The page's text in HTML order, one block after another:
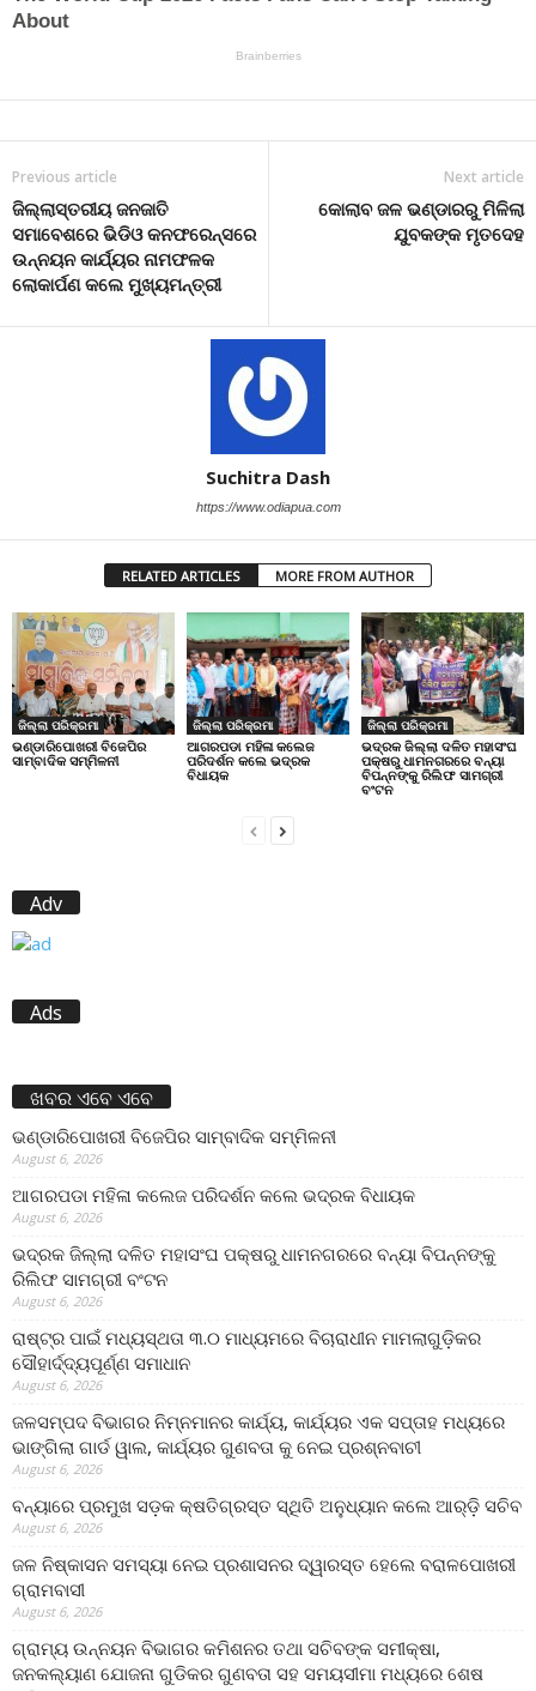
Previous article
ଜିଲ୍ଲାସ୍ତରୀୟ ଜନଜାତି
ସମାବେଶରେ ଭିଡିଓ କନଫରେନ୍ସରେ
ଉନ୍ନୟନ କାର୍ଯ୍ୟର ନାମଫଳକ
ଲୋକାର୍ପଣ କଲେ ମୁଖ୍ୟମନ୍ତ୍ରୀ
Next article
କୋଲାବ ଜଳ ଭଣ୍ଡାରରୁ ମିଳିଲା
ଯୁବକଙ୍କ ମୃତଦେହ
Suchitra Dash
https://www.odiapua.com
RELATED ARTICLES MORE FROM AUTHOR
ଜିଲ୍ଲା ପରିକ୍ରମା
ଭଣ୍ଡାରିପୋଖରୀ ବିଜେପିର
ସାମ୍ବାଦିକ ସମ୍ମିଳନୀ
ଜିଲ୍ଲା ପରିକ୍ରମା
ଆଗରପଡା ମହିଳା କଲେଜ
ପରିଦର୍ଶନ କଲେ ଭଦ୍ରକ
ବିଧାୟକ
ଜିଲ୍ଲା ପରିକ୍ରମା
ଭଦ୍ରକ ଜିଲ୍ଲା ଦଳିତ ମହାସଂଘ
ପକ୍ଷରୁ ଧାମନଗରରେ ବନ୍ୟା
ବିପନ୍ନଙ୍କୁ ରିଲିଫ ସାମଗ୍ରୀ
ବଂଟନ
Adv
Ads
ଖବର ଏବେ ଏବେ
ଭଣ୍ଡାରିପୋଖରୀ ବିଜେପିର ସାମ୍ବାଦିକ ସମ୍ମିଳନୀ
August 6, 2026
ଆଗରପଡା ମହିଳା କଲେଜ ପରିଦର୍ଶନ କଲେ ଭଦ୍ରକ ବିଧାୟକ
August 6, 2026
ଭଦ୍ରକ ଜିଲ୍ଲା ଦଳିତ ମହାସଂଘ ପକ୍ଷରୁ ଧାମନଗରରେ ବନ୍ୟା ବିପନ୍ନଙ୍କୁ
ରିଲିଫ ସାମଗ୍ରୀ ବଂଟନ
August 6, 2026
ରାଷ୍ଟ୍ର ପାଇଁ ମଧ୍ୟସ୍ଥତା ୩.୦ ମାଧ୍ୟମରେ ବିଚାରାଧୀନ ମାମଲାଗୁଡ଼ିକର
ସୌହାର୍ଦ୍ଦ୍ୟପୂର୍ଣ୍ଣ ସମାଧାନ
August 6, 2026
ଜଳସମ୍ପଦ ବିଭାଗର ନିମ୍ନମାନର କାର୍ଯ୍ୟ, କାର୍ଯ୍ୟର ଏକ ସପ୍ତାହ ମଧ୍ୟରେ
ଭାଙ୍ଗିଲା ଗାର୍ଡ ୱାଲ, କାର୍ଯ୍ୟର ଗୁଣବତା କୁ ନେଇ ପ୍ରଶ୍ନବାଚୀ
August 6, 2026
ବନ୍ୟାରେ ପ୍ରମୁଖ ସଡ଼କ କ୍ଷତିଗ୍ରସ୍ତ ସ୍ଥିତି ଅନୁଧ୍ୟାନ କଲେ ଆର୍‌ଡ଼ି ସଚିବ
August 6, 2026
ଜଳ ନିଷ୍କାସନ ସମସ୍ୟା ନେଇ ପ୍ରଶାସନର ଦ୍ୱାରସ୍ତ ହେଲେ ବରାଳପୋଖରୀ
ଗ୍ରାମବାସୀ
August 6, 2026
ଗ୍ରାମ୍ୟ ଉନ୍ନୟନ ବିଭାଗର କମିଶନର ତଥା ସଚିବଙ୍କ ସମୀକ୍ଷା,
ଜନକଲ୍ୟାଣ ଯୋଜନା ଗୁଡିକର ଗୁଣବତା ସହ ସମୟସୀମା ମଧ୍ୟରେ ଶେଷ